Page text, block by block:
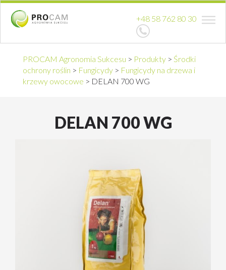
+48 58 762 80 30
PROCAM Agronomia Sukcesu > Produkty > Środki
ochrony roślin > Fungicydy > Fungicydy na drzewa i
krzewy owocowe > DELAN 700 WG
DELAN 700 WG